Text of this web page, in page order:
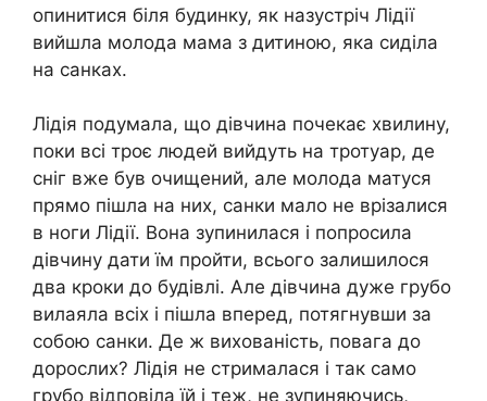
опинитися біля будинку, як назустріч Лідії
вийшла молода мама з дитиною, яка сиділа
на санках.
Лідія подумала, що дівчина почекає хвилину,
поки всі троє людей вийдуть на тротуар, де
сніг вже був очищений, але молода матуся
прямо пішла на них, санки мало не врізалися
в ноги Лідії. Вона зупинилася і попросила
дівчину дати їм пройти, всього залишилося
два кроки до будівлі. Але дівчина дуже грубо
вилаяла всіх і пішла вперед, потягнувши за
собою санки. Де ж вихованість, повага до
дорослих? Лідія не стрималася і так само
грубо відповіла їй і теж, не зупиняючись,